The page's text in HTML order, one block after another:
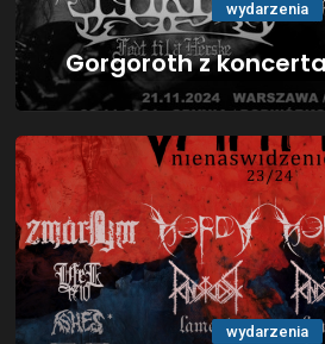
wydarzenia
Gorgoroth z
wydarzenia